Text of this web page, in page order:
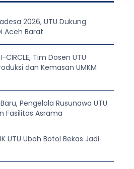
2026, UTU Dukung
Aceh Barat
Tim Dosen UTU
dan Kemasan UMKM
Pengelola Rusunawa UTU
Fasilitas Asrama
UTU Ubah Botol Bekas Jadi